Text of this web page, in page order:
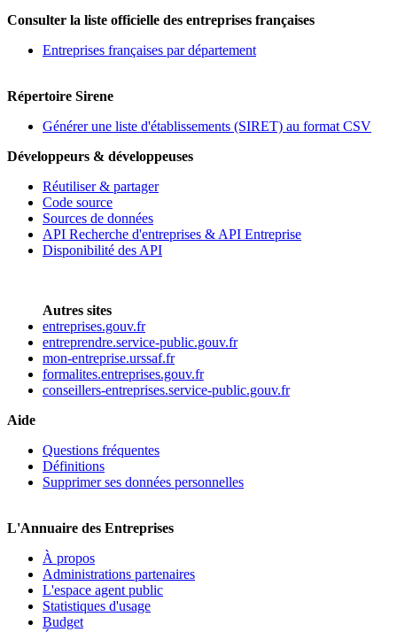
Consulter la liste officielle des entreprises françaises
Entreprises françaises par département
Répertoire Sirene
Générer une liste d'établissements (SIRET) au format CSV
Développeurs & développeuses
Réutiliser & partager
Code source
Sources de données
API Recherche d'entreprises & API Entreprise
Disponibilité des API
Autres sites
entreprises.gouv.fr
entreprendre.service-public.gouv.fr
mon-entreprise.urssaf.fr
formalites.entreprises.gouv.fr
conseillers-entreprises.service-public.gouv.fr
Aide
Questions fréquentes
Définitions
Supprimer ses données personnelles
L'Annuaire des Entreprises
À propos
Administrations partenaires
L'espace agent public
Statistiques d'usage
Budget